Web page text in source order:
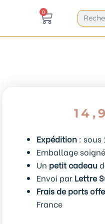
0
Panier
Expédition: sous
Emballage soigné
Un petit cadeau
Envoi par Lettre
Frais de ports
France